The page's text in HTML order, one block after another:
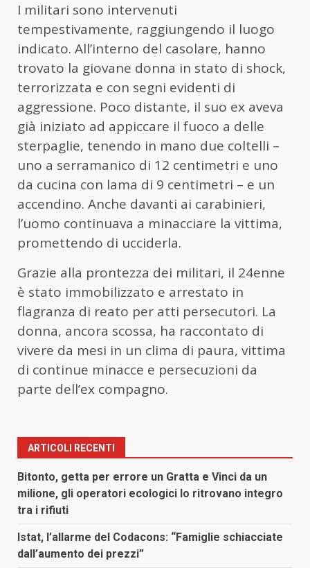
I militari sono intervenuti
tempestivamente, raggiungendo il luogo
indicato. All’interno del casolare, hanno
trovato la giovane donna in stato di shock,
terrorizzata e con segni evidenti di
aggressione. Poco distante, il suo ex aveva
già iniziato ad appiccare il fuoco a delle
sterpaglie, tenendo in mano due coltelli –
uno a serramanico di 12 centimetri e uno
da cucina con lama di 9 centimetri – e un
accendino. Anche davanti ai carabinieri,
l’uomo continuava a minacciare la vittima,
promettendo di ucciderla.
Grazie alla prontezza dei militari, il 24enne
è stato immobilizzato e arrestato in
flagranza di reato per atti persecutori. La
donna, ancora scossa, ha raccontato di
vivere da mesi in un clima di paura, vittima
di continue minacce e persecuzioni da
parte dell’ex compagno.
ARTICOLI RECENTI
Bitonto, getta per errore un Gratta e Vinci da un
milione, gli operatori ecologici lo ritrovano integro
tra i rifiuti
Istat, l’allarme del Codacons: “Famiglie schiacciate
dall’aumento dei prezzi”